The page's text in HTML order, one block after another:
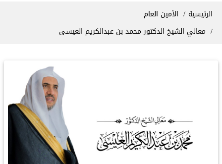
مسار التنقل
الرئيسية
الأمين العام
معالي الشيخ الدكتور محمد بن عبدالكريم العيسى